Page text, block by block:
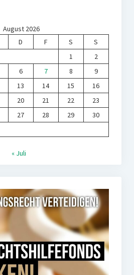
August 2026
D F S
S
1
2
6 7 8
9
13 14 15
16
20 21 22
23
27 28 29
30
« Juli